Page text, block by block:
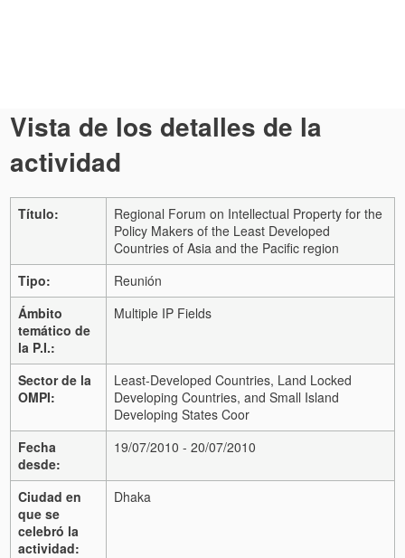
Vista de los detalles de la
actividad
Título:
Regional Forum on Intellectual Property for the
Policy Makers of the Least Developed
Countries of Asia and the Pacific region
Tipo:
Reunión
Ámbito
temático de
la P.I.:
Multiple IP Fields
Sector de la
OMPI:
Least-Developed Countries, Land Locked
Developing Countries, and Small Island
Developing States Coor
Fecha
desde:
19/07/2010 - 20/07/2010
Ciudad en
que se
celebró la
actividad:
Dhaka